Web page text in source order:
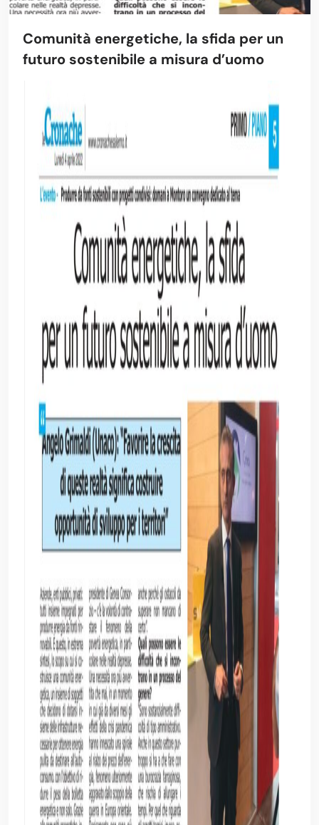
Comunità energetiche, la sfida per un
futuro sostenibile a misura d’uomo